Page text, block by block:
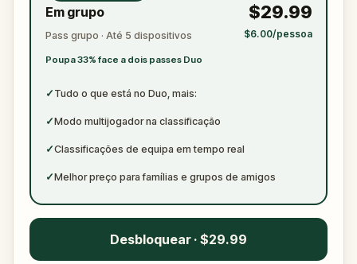
✓
Em grupo
Pass grupo · Até 5 dispositivos
Poupa 33% face a dois passes Duo
$29.99
$6.00/pessoa
✓ Tudo o que está no Duo, mais:
✓Modo multijogador na classificação
✓Classificações de equipa em tempo real
✓Melhor preço para famílias e grupos de amigos
Desbloquear · $29.99